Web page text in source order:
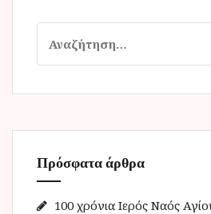
α
τ
σ
η
γ
Πρόσφατα άρθρα
100 χρόνια Ιερός Ναός